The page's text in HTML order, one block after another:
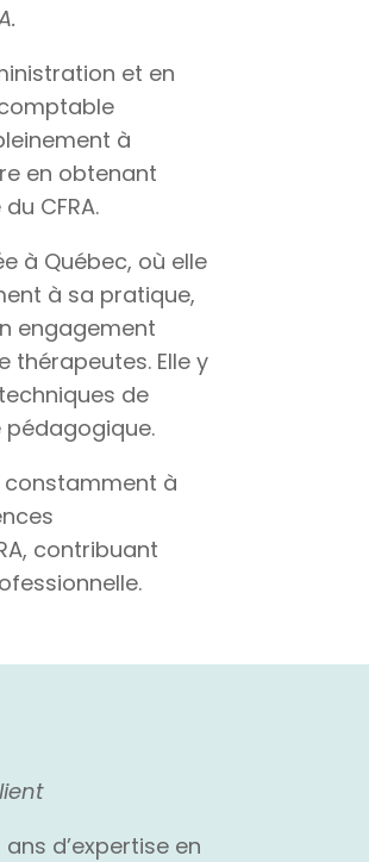
et en
à
en obtenant
CFRA.
à Québec, où elle
à sa pratique,
engagement
Elle y
de
constamment à
contribuant
d’expertise en